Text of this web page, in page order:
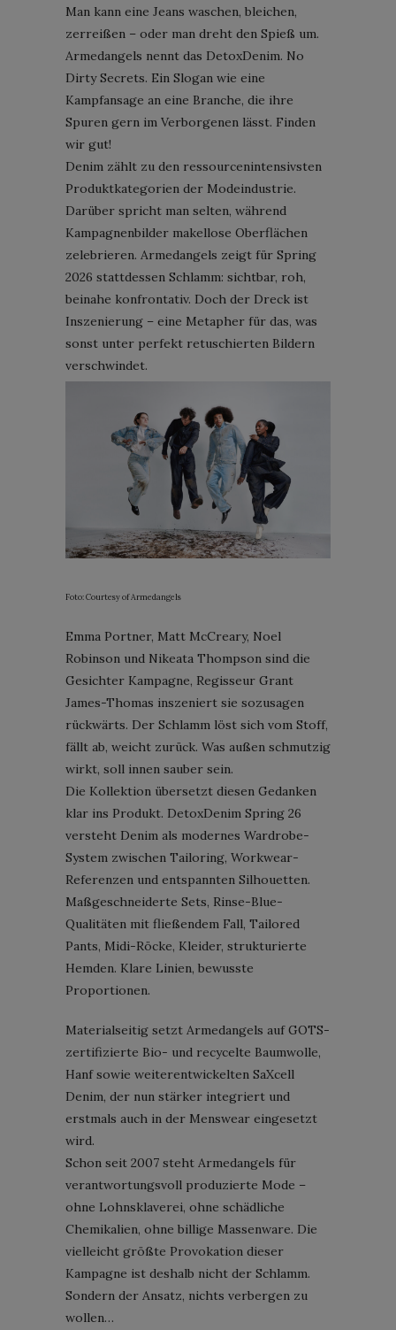
Man kann eine Jeans waschen, bleichen,
zerreißen – oder man dreht den Spieß um.
Armedangels nennt das DetoxDenim. No
Dirty Secrets. Ein Slogan wie eine
Kampfansage an eine Branche, die ihre
Spuren gern im Verborgenen lässt. Finden
wir gut!
Denim zählt zu den ressourcenintensivsten
Produktkategorien der Modeindustrie.
Darüber spricht man selten, während
Kampagnenbilder makellose Oberflächen
zelebrieren. Armedangels zeigt für Spring
2026 stattdessen Schlamm: sichtbar, roh,
beinahe konfrontativ. Doch der Dreck ist
Inszenierung – eine Metapher für das, was
sonst unter perfekt retuschierten Bildern
verschwindet.
Foto: Courtesy of Armedangels
Emma Portner, Matt McCreary, Noel
Robinson und Nikeata Thompson sind die
Gesichter Kampagne, Regisseur Grant
James-Thomas inszeniert sie sozusagen
rückwärts. Der Schlamm löst sich vom Stoff,
fällt ab, weicht zurück. Was außen schmutzig
wirkt, soll innen sauber sein.
Die Kollektion übersetzt diesen Gedanken
klar ins Produkt. DetoxDenim Spring 26
versteht Denim als modernes Wardrobe-
System zwischen Tailoring, Workwear-
Referenzen und entspannten Silhouetten.
Maßgeschneiderte Sets, Rinse-Blue-
Qualitäten mit fließendem Fall, Tailored
Pants, Midi-Röcke, Kleider, strukturierte
Hemden. Klare Linien, bewusste
Proportionen.
Materialseitig setzt Armedangels auf GOTS-
zertifizierte Bio- und recycelte Baumwolle,
Hanf sowie weiterentwickelten SaXcell
Denim, der nun stärker integriert und
erstmals auch in der Menswear eingesetzt
wird.
Schon seit 2007 steht Armedangels für
verantwortungsvoll produzierte Mode –
ohne Lohnsklaverei, ohne schädliche
Chemikalien, ohne billige Massenware. Die
vielleicht größte Provokation dieser
Kampagne ist deshalb nicht der Schlamm.
Sondern der Ansatz, nichts verbergen zu
wollen…